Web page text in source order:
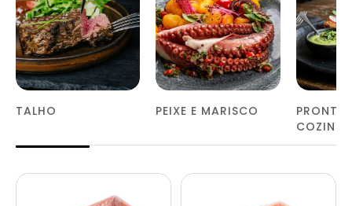
TALHO PEIXE E MARISCO